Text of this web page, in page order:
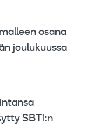
osana
joulukuussa
SBTi:n